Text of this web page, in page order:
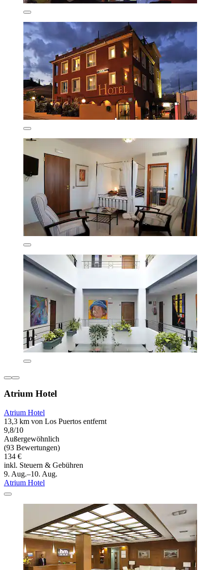
Atrium Hotel
Atrium Hotel
13,3 km von Los Puertos entfernt
9,8/10
Außergewöhnlich
(93 Bewertungen)
134 €
inkl. Steuern & Gebühren
9. Aug.–10. Aug.
Atrium Hotel